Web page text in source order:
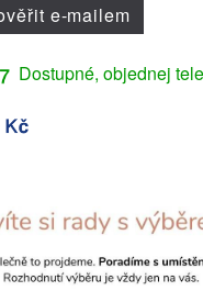
e-mailem
Dostupné, objednej